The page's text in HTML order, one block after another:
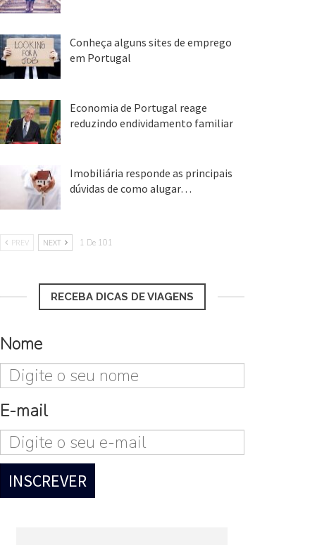
Conheça alguns sites de emprego
em Portugal
Economia de Portugal reage
reduzindo endividamento familiar
Imobiliária responde as principais
dúvidas de como alugar…
PREV NEXT 1 De 101
RECEBA DICAS DE VIAGENS
Nome
E-mail